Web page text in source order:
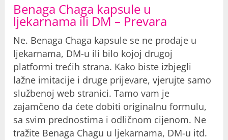
Benaga Chaga kapsule u
ljekarnama ili DM – Prevara
Ne. Benaga Chaga kapsule se ne prodaje u
ljekarnama, DM-u ili bilo kojoj drugoj
platformi trećih strana. Kako biste izbjegli
lažne imitacije i druge prijevare, vjerujte samo
službenoj web stranici. Tamo vam je
zajamčeno da ćete dobiti originalnu formulu,
sa svim prednostima i odličnom cijenom. Ne
tražite Benaga Chagu u ljekarnama, DM-u itd.